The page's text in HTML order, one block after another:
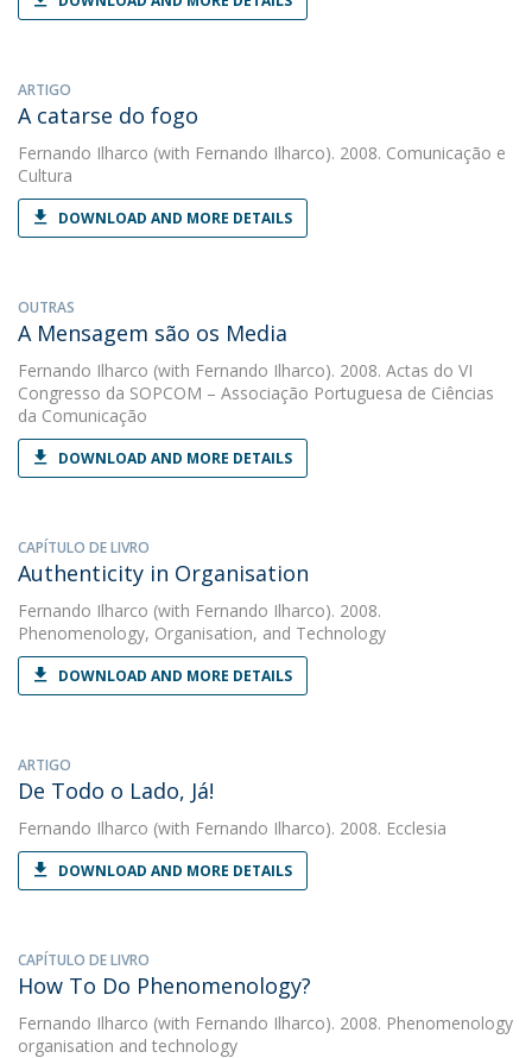
ARTIGO
A catarse do fogo
Fernando Ilharco (with Fernando Ilharco). 2008. Comunicação e
Cultura
DOWNLOAD AND MORE DETAILS
OUTRAS
A Mensagem são os Media
Fernando Ilharco (with Fernando Ilharco). 2008. Actas do VI
Congresso da SOPCOM – Associação Portuguesa de Ciências
da Comunicação
DOWNLOAD AND MORE DETAILS
CAPÍTULO DE LIVRO
Authenticity in Organisation
Fernando Ilharco (with Fernando Ilharco). 2008.
Phenomenology, Organisation, and Technology
DOWNLOAD AND MORE DETAILS
ARTIGO
De Todo o Lado, Já!
Fernando Ilharco (with Fernando Ilharco). 2008. Ecclesia
DOWNLOAD AND MORE DETAILS
CAPÍTULO DE LIVRO
How To Do Phenomenology?
Fernando Ilharco (with Fernando Ilharco). 2008. Phenomenology
organisation and technology